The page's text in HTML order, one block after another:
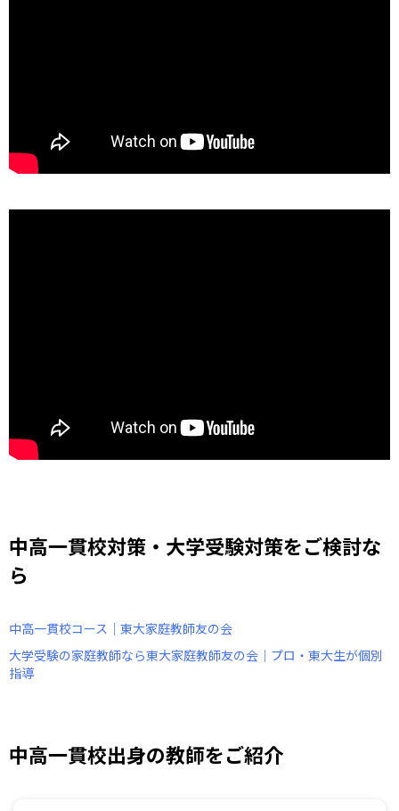
中高一貫校対策・大学受験対策をご検討な
ら
中高一貫校コース｜東大家庭教師友の会
大学受験の家庭教師なら東大家庭教師友の会｜プロ・東大生が個別
指導
中高一貫校出身の教師をご紹介